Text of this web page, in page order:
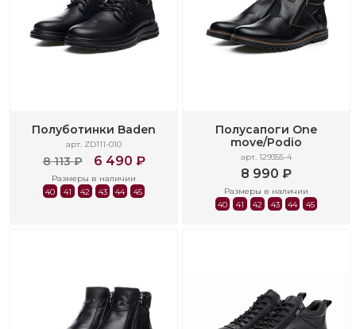
Полуботинки Baden
арт. ZD111-010
8 113 ₽ 6 490 ₽
Размеры в наличии
40
41 42 43 44 45
Полусапоги One
move/Podio
арт. 129355-4
8 990 ₽
Размеры в наличии
40
41 42 43 44 45